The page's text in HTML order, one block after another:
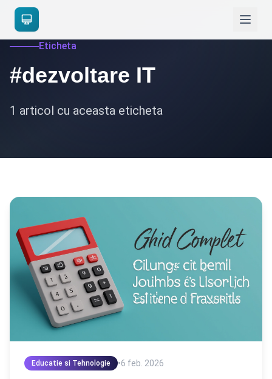
Eticheta
#dezvoltare IT
1 articol cu aceasta eticheta
Educatie si Tehnologie •6 feb. 2026